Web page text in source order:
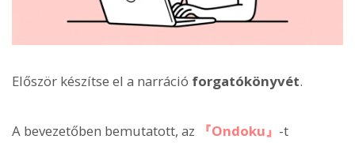
Először készítse el a narráció forgatókönyvét.
A bevezetőben bemutatott, az 『Ondoku』 -t